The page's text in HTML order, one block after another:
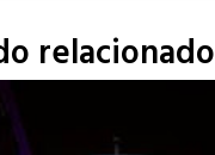
relacionado